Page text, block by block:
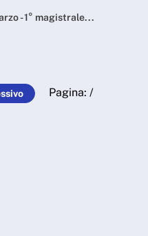
marzo -
- 1° magistrale...
Pagina: /